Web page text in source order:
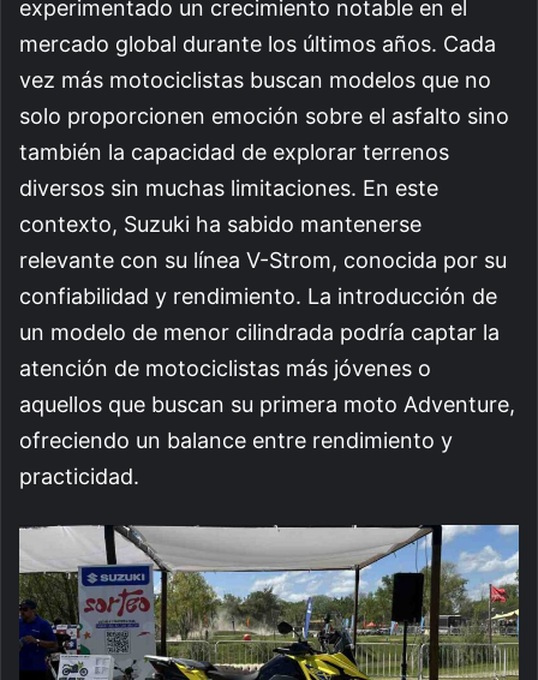
experimentado un crecimiento notable en el
mercado global durante los últimos años. Cada
vez más motociclistas buscan modelos que no
solo proporcionen emoción sobre el asfalto sino
también la capacidad de explorar terrenos
diversos sin muchas limitaciones. En este
contexto, Suzuki ha sabido mantenerse
relevante con su línea V-Strom, conocida por su
confiabilidad y rendimiento. La introducción de
un modelo de menor cilindrada podría captar la
atención de motociclistas más jóvenes o
aquellos que buscan su primera moto Adventure,
ofreciendo un balance entre rendimiento y
practicidad.